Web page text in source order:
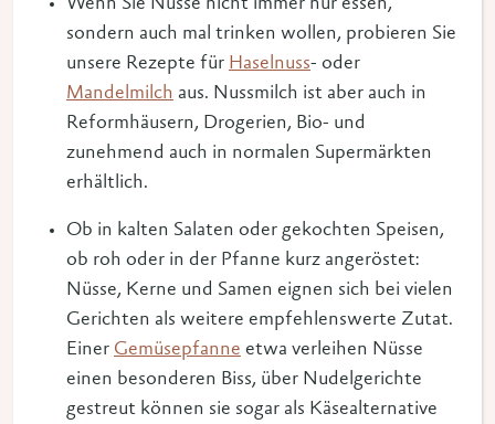
Wenn Sie Nüsse nicht immer nur essen,
sondern auch mal trinken wollen, probieren Sie
unsere Rezepte für Haselnuss- oder
Mandelmilch aus. Nussmilch ist aber auch in
Reformhäusern, Drogerien, Bio- und
zunehmend auch in normalen Supermärkten
erhältlich.
Ob in kalten Salaten oder gekochten Speisen,
ob roh oder in der Pfanne kurz angeröstet:
Nüsse, Kerne und Samen eignen sich bei vielen
Gerichten als weitere empfehlenswerte Zutat.
Einer Gemüsepfanne etwa verleihen Nüsse
einen besonderen Biss, über Nudelgerichte
gestreut können sie sogar als Käsealternative